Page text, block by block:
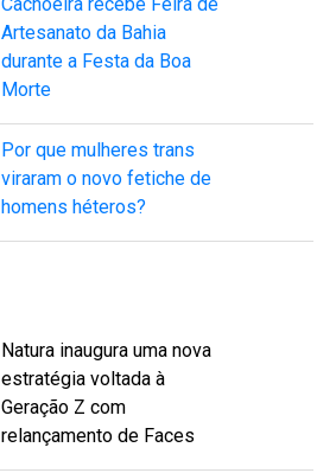
Artesanato da Bahia
durante a Festa da Boa
Morte
Por que mulheres trans
viraram o novo fetiche de
homens héteros?
Natura inaugura uma nova
estratégia voltada à
Geração Z com
relançamento de Faces